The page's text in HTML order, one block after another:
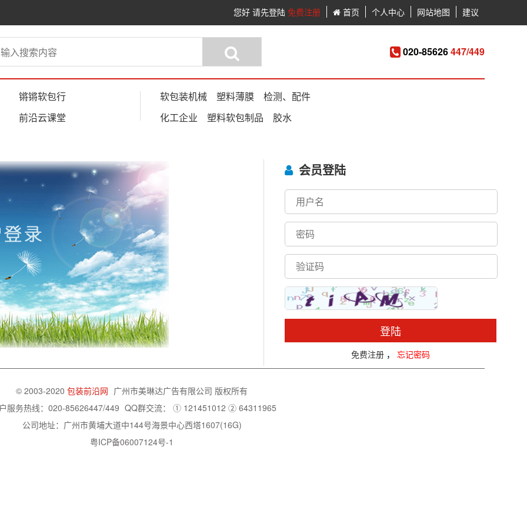
您好 请先登陆 免费注册 首页 个人中心 网站地图 建议
020-85626447/449
锵锵软包行
前沿云课堂
软包装机械 塑料薄膜
检测、配件
化工企业
塑料软包制品 胶水
会员登陆
登陆
免费注册 ， 忘记密码
© 2003-2020 包装前沿网 广州市美琳达广告有限公司 版权所有
服务热线：020-85626447/449 QQ群交流： ① 121451012 ② 64311965
公司地址：广州市黄埔大道中144号海景中心西塔1607(16G)
粤ICP备06007124号-1